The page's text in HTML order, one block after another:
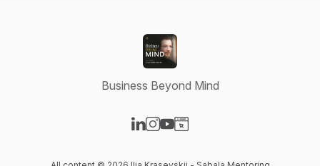
Business Beyond Mind